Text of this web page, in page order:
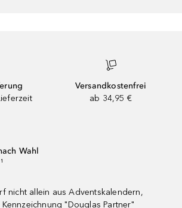
Versandkostenfrei
ab 34,95 €
Wahl
nicht allein aus Adventskalendern,
"Douglas Partner"